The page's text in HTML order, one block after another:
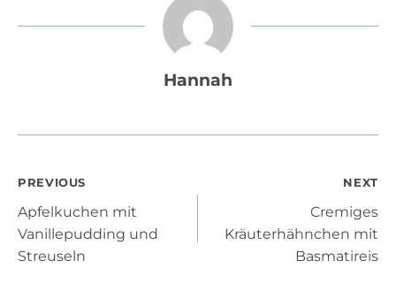
Hannah
Post
navigation
PREVIOUS
Apfelkuchen mit
Vanillepudding und
Streuseln
NEXT
Cremiges
Kräuterhähnchen mit
Basmatireis